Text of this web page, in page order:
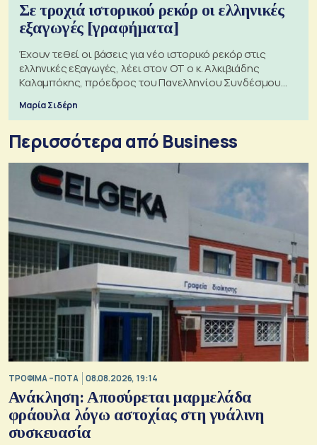
Σε τροχιά ιστορικού ρεκόρ οι ελληνικές
εξαγωγές [γραφήματα]
Έχουν τεθεί οι βάσεις για νέο ιστορικό ρεκόρ στις
ελληνικές εξαγωγές, λέει στον ΟΤ ο κ. Αλκιβιάδης
Καλαμπόκης, πρόεδρος του Πανελληνίου Συνδέσμου
Μαρία Σιδέρη
Περισσότερα από Business
ΤΡΟΦΙΜΑ – ΠΟΤΑ 08.08.2026, 19:14
Ανάκληση: Αποσύρεται μαρμελάδα
φράουλα λόγω αστοχίας στη γυάλινη
συσκευασία